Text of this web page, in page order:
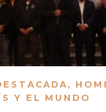
,
Y EL MUNDO